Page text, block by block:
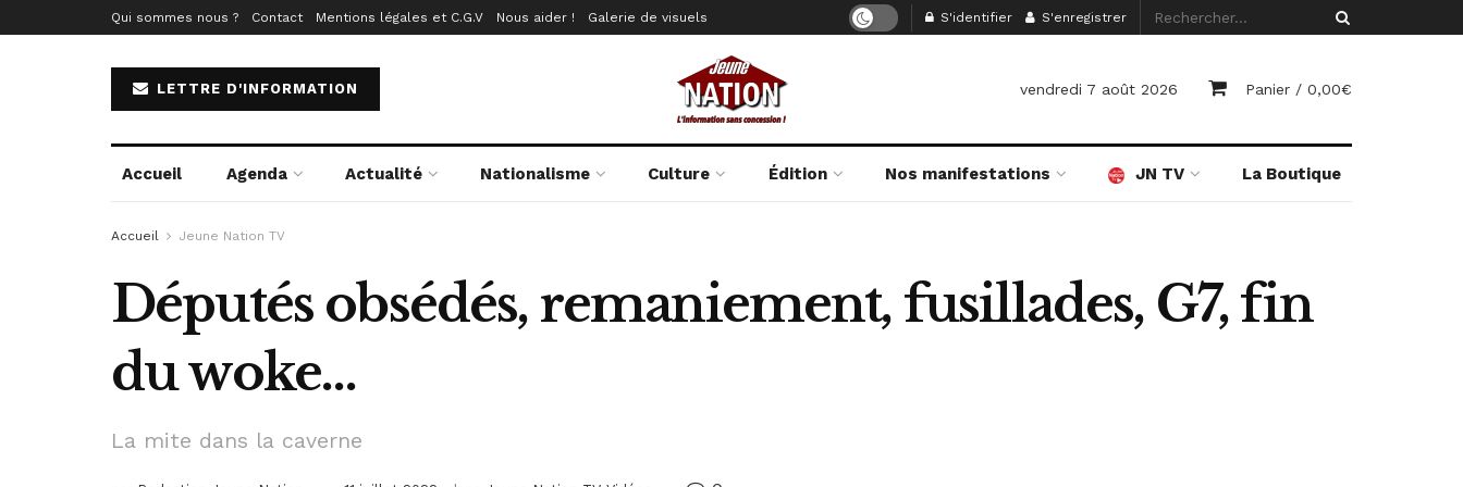
Qui sommes nous ? Contact Mentions légales et C.G.V Nous aider ! Galerie de visuels S'identifier S'enregistrer
LETTRE D'INFORMATION vendredi 7 août 2026 Panier / 0,00€
Accueil Agenda Actualité Nationalisme Culture Édition Nos manifestations JN TV La Boutique
Accueil Jeune Nation TV
Députés obsédés, remaniement, fusillades, G7, fin
du woke…
La mite dans la caverne